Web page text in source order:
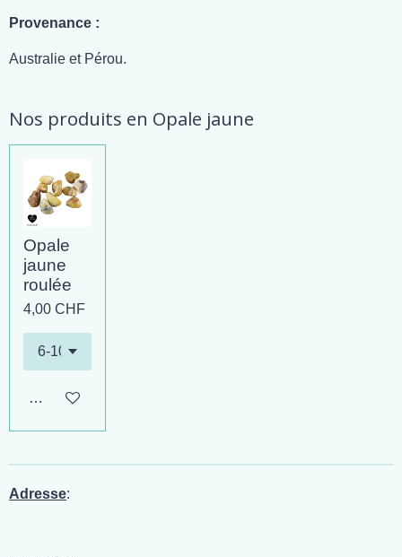
Provenance :
Australie et Pérou.
Nos produits en Opale jaune
Opale
jaune
roulée
4,00 CHF
Ajouter au panier
Adresse: